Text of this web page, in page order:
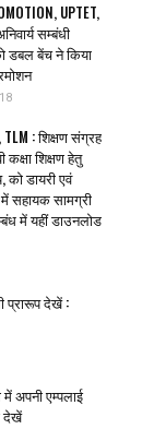
UPTET,
सम्बंधी
डबल बेंच ने किया
TLM : शिक्षण संग्रह
शिक्षण हेतु
को डायरी एवं
सहायक सामग्री
में यहीं डाउनलोड
प्रारूप देखें :
में अपनी एम्पलाई
देखें